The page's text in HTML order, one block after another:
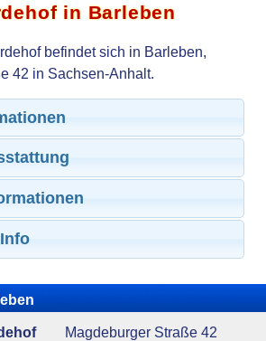
in Barleben
befindet sich in Barleben,
42 in Sachsen-Anhalt.
Magdeburger Straße 42